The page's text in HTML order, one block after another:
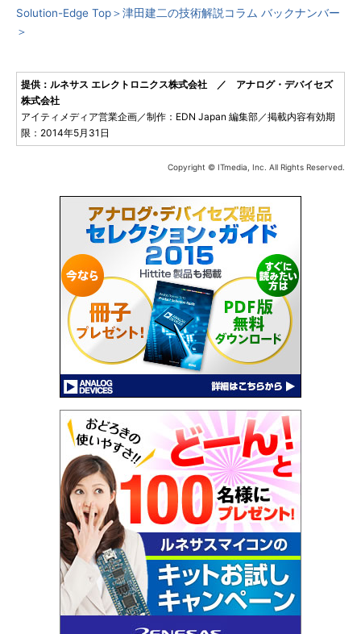
Solution-Edge Top＞津田建二の技術解説コラム バックナンバー
＞
提供：ルネサス エレクトロニクス株式会社 ／ アナログ・デバイセズ
株式会社
アイティメディア営業企画／制作：EDN Japan 編集部／掲載内容有効期
限：2014年5月31日
Copyright © ITmedia, Inc. All Rights Reserved.